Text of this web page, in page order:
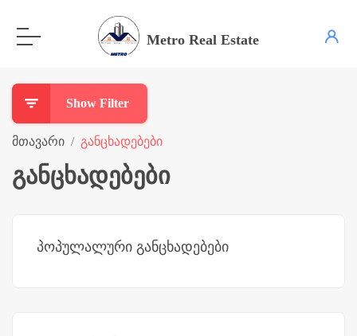
Metro Real Estate
Show Filter
მთავარი განცხადებები
განცხადებები
პოპულალური განცხადებები